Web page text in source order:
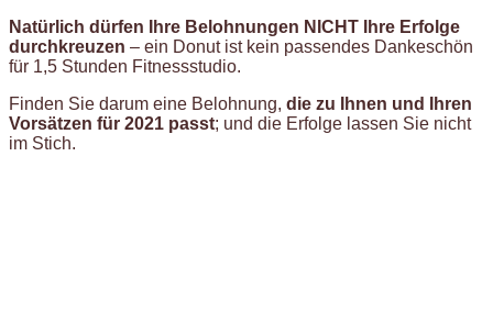
Natürlich dürfen Ihre Belohnungen NICHT Ihre Erfolge
durchkreuzen – ein Donut ist kein passendes Dankeschön
für 1,5 Stunden Fitnessstudio.
Finden Sie darum eine Belohnung, die zu Ihnen und Ihren
Vorsätzen für 2021 passt; und die Erfolge lassen Sie nicht
im Stich.